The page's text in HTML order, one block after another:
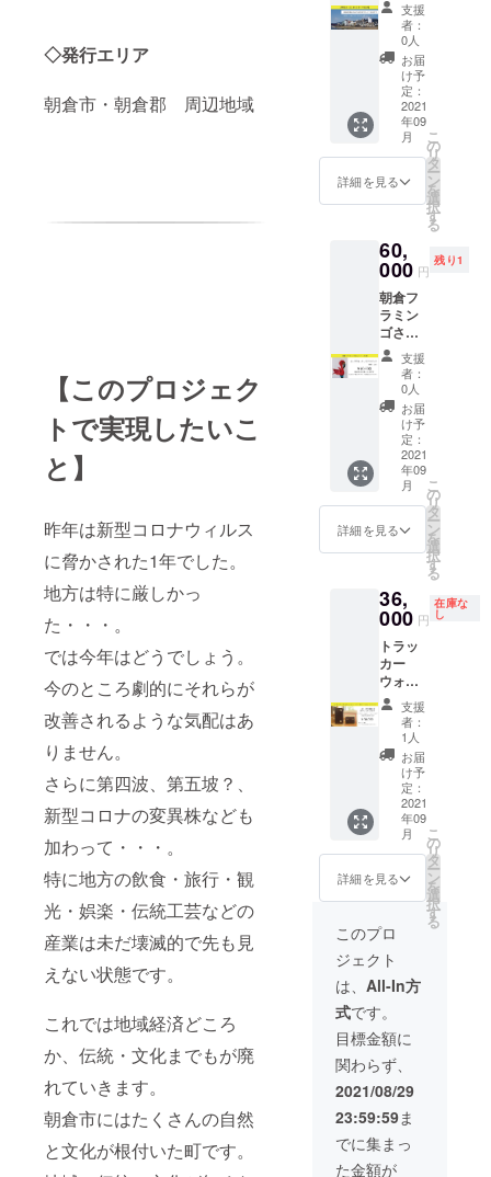
◇発行エリア
朝倉市・朝倉郡 周辺地域
【このプロジェク
トで実現したいこ
と】
昨年は新型コロナウィルス
に脅かされた1年でした。
地方は特に厳しかっ
た・・・。
では今年はどうでしょう。
今のところ劇的にそれらが
改善されるような気配はあ
りません。
さらに第四波、第五坡？、
新型コロナの変異株なども
加わって・・・。
特に地方の飲食・旅行・観
光・娯楽・伝統工芸などの
産業は未だ壊滅的で先も見
えない状態です。
これでは地域経済どころ
か、伝統・文化までもが廃
れていきます。
朝倉市にはたくさんの自然
と文化が根付いた町です。
増しま
す。 ●
お礼
メッ
セージ
と「ア
サクラ
リアル
リア
刊号」
付き ※9
刊号発
行予定
ですが
予定よ
り遅く
なるこ
ともご
ざいま
す。ご
了承く
ださ
い。
り返す
ことに
より色
味が落
ち着
き、風
合いが
増しま
す。 ●
メッ
セージ
リアル
リア
ル 創
刊号」
付き ※9
月まで
には創
刊号発
行予定
ですが
予定よ
り遅く
なるこ
ともご
ざいま
了承く
ださ
気の商
品で
す。 今
回は大
小ペア
での品
となっ
ていま
す。 鵜
のぬい
ぐる
注時に
少しお
時間を
いただ
く場合
がござ
いま
す。ご
了承く
ださ
い。 ＋
メッ
セージ
付き
＋ ア
リアル
創刊号
創刊号
発行予
定です
が予定
より遅
くなる
ことも
ござい
ます。
ご了承
くださ
い。
ルだけ
ど使い
易くし
たデザ
イン。
一針一
針手縫
いでお
作りし
ていま
■サイ
ズ
W190
H110
D30
mm ■カ
ラー
ダーク
ブラウ
ン/ バー
ガン
ディ ■
仕様
コイン
ポケッ
ト×1
カード
※色は選
択でき
のでご
了承く
ださ
い。 ＋
メッ
セージ
付き
＋ ア
サクラ
リアル
創刊号
※9月ま
創刊号
発行予
が予定
より遅
くなる
ことも
ます。
ご了承
くださ
い。 朝
倉市の
小さな
革製品
のアト
リエ
き ペ
ア宿泊
券】 下
記の原
鶴温泉
旅館協
同組合
加盟の
指定旅
館で使
えるペ
ア宿泊
泊２食
付き）
です。
（指定
旅館：
旅館と
よと
み・佐
藤荘・
やぐる
ま荘・
ホテル
パーレ
ンス小
野屋・
六峰
舘・泰
チケッ
ト有効
期限は
発行日
より1年
間で
す。 ＋
メッ
セージ
付き
＋ ア
サクラ
リアル
創刊号
※9月ま
でには
創刊号
が予定
くなる
ことも
ござい
ます。
ご了承
くださ
い。 原
鶴温泉
同組合
ご協力
のも
支援
者：
0人
お届
け予
定：
2021
年09
月
詳細を見る
こ
の
リ
タ
ー
ン
を
選
択
す
る
60,
000 円
残り1
朝倉フ
ラミン
ゴさん
朝倉市
在住の
作家さ
んの作
品で
す。
ポップ
でキッ
チュな
フラミ
ンゴ
は、ア
バン
ドでパ
ンチの
効いた
空間を
作りだ
しま
す。 ス
タイ
リッ
シュな
空間に
は馴染
み、和
空間で
は、そ
の存在
感を発
長:160
㎝ (本体
150.5㎝
+台9.5
㎝) 体
重:9.9k
g 素材:
羊毛
フェル
ト、毛
糸、
フェイ
ク
ファー
支援
者：
0人
お届
け予
定：
2021
年09
月
詳細を見る
こ
の
リ
タ
ー
ン
を
選
択
す
る
36,
000 円
在庫な
し
トラッ
カー
ウォ
レット
（ショ
ートサ
イズ）
50年代
のアメ
リカの
トラッ
ク乗り
達が好
んで使
用した
お財
布。 丈
夫なコ
ンビ鞣
しの牛
革を使
用し、
シンプ
ルだけ
ど使い
易くし
たデザ
イン。
一針一
針手縫
いでお
支援
者：
1人
お届
け予
定：
2021
年09
月
詳細を見る
こ
の
リ
タ
ー
ン
を
選
択
す
る
このプロ
ジェクト
は、 All-In方
式です。
目標金額に
関わらず、
2021/08/29
23:59:59ま
でに集まっ
た金額が